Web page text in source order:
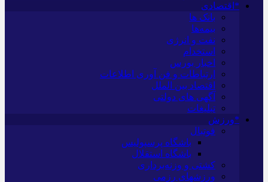
*اقتصادی
بانک ها
بیمه‌ها
نفت و انرژی
استخدام
اخبار بورس
ارتباطات و فن آوری اطلاعات
اقتصاد بین الملل
آگهی های دولتی
تبلیغات
*ورزش
فوتبال
باشگاه پرسپولیس
باشگاه استقلال
کشتی و وزنه‌برداری
ورزشهای رزمی